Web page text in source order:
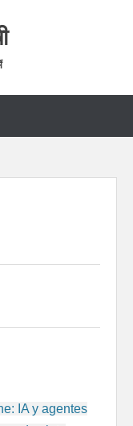
IA y agentes